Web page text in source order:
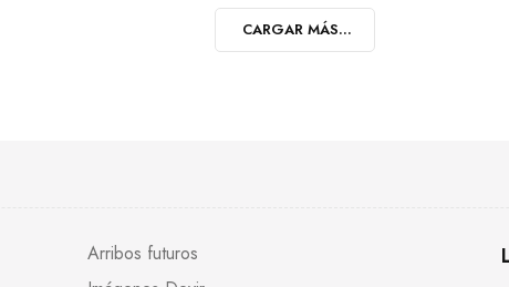
CARGAR MÁS...
Arribos futuros